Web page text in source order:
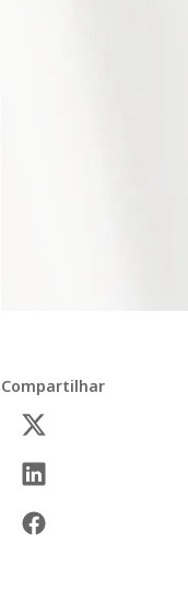
Compartilhar